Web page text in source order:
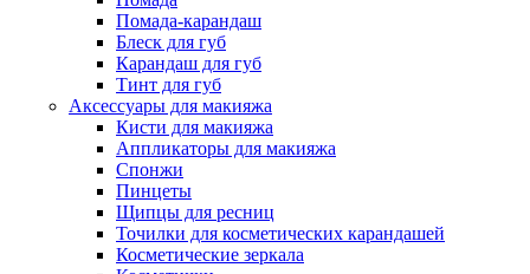
Помада-карандаш
Блеск для губ
Карандаш для губ
Тинт для губ
Аксессуары для макияжа
Кисти для макияжа
Аппликаторы для макияжа
Спонжи
Пинцеты
Щипцы для ресниц
Точилки для косметических карандашей
Косметические зеркала